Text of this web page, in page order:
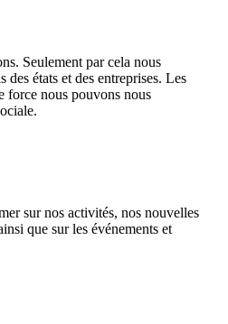
Seulement par cela nous
des états et des entreprises. Les
force nous pouvons nous
sur nos activités, nos nouvelles
que sur les événements et